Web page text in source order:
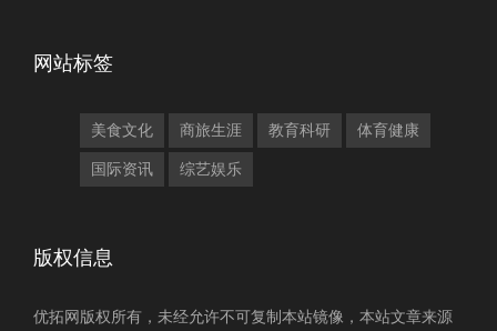
网站标签
美食文化 商旅生涯 教育科研 体育健康
国际资讯 综艺娱乐
版权信息
优拓网版权所有，未经允许不可复制本站镜像，本站文章来源